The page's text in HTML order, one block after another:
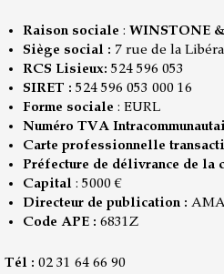
Raison sociale : WINSTONE
Siège social : 7 rue de la
RCS Lisieux: 524 596 053
SIRET : 524 596 053 000 16
Forme sociale : EURL
Numéro TVA
Carte professionnelle
Préfecture de délivrance de la
Capital: 5000 €
Directeur de publication :
Code APE : 6831Z
Tél : 02 31 64 66 90